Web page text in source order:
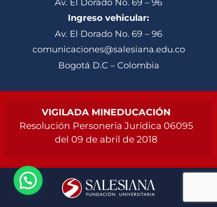
Av. El Dorado No. 69 – 96
Ingreso vehicular:
Av. El Dorado No. 69 – 96
comunicaciones@salesiana.edu.co
Bogotá D.C – Colombia
VIGILADA MINEDUCACIÓN
Resolución Personería Jurídica 06095
del 09 de abril de 2018